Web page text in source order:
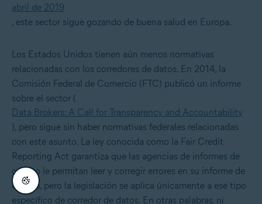
abril de 2019
, este sector sigue gozando de buena salud en Europa.
Los Estados Unidos tienen aún menos normativas
relacionadas con los corredores de datos. En 2014, la
Comisión Federal de Comercio (FTC) publicó un informe
sobre el sector (
Data Brokers: A Call for Transparency and Accountability
), pero sigue sin haber normativas federales relacionadas
con este asunto. La ley conocida como la Fair Credit
Reporting Act garantiza que las agencias de informes de
crédito le permitan leer y corregir errores en su informe de
crédito, pero la legislación se aplica únicamente a ese tipo
específico de corredor de datos. En otras palabras, ni